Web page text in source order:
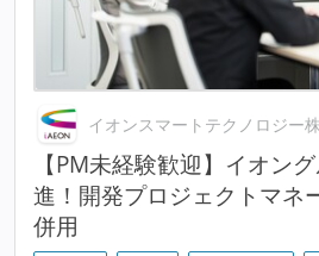
イオンスマートテクノロジー
【PM未経験歓迎】イオン
進！開発プロジェクトマネ
併用